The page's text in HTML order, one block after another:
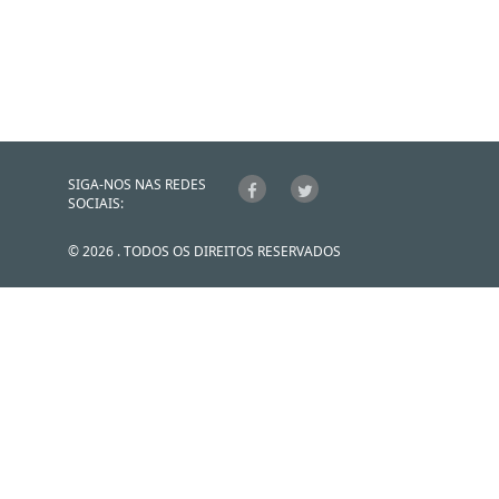
SIGA-NOS NAS REDES
SOCIAIS:
© 2026 . TODOS OS DIREITOS RESERVADOS